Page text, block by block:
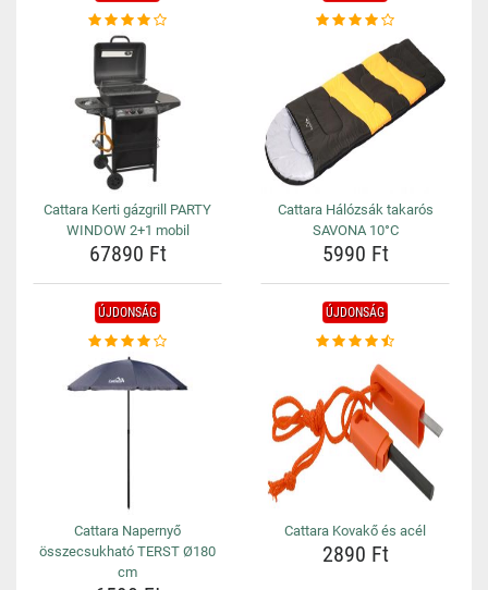
Cattara Kerti gázgrill PARTY
WINDOW 2+1 mobil
67890 Ft
Cattara Hálózsák takarós
SAVONA 10°C
5990 Ft
ÚJDONSÁG
Cattara Napernyő
összecsukható TERST Ø180
cm
ÚJDONSÁG
Cattara Kovakő és acél
2890 Ft